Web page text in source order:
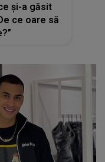
și-a găsit
ce oare să